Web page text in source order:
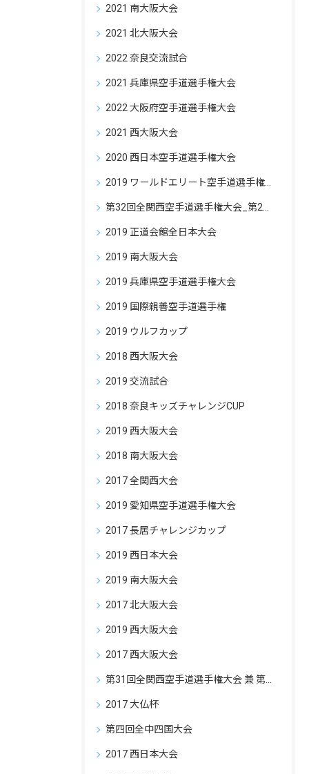
2021 南大阪大会
2021 北大阪大会
2022 奈良交流試合
2021 兵庫県空手道選手権大会
2022 大阪府空手道選手権大会
2021 西大阪大会
2020 西日本空手道選手権大会
2019 ワールドエリート空手道選手権大会
第32回全関西空手道選手権大会_第24回奈良県空手道選手権大会・極真カラテ大仏杯
2019 正道会館全日本大会
2019 南大阪大会
2019 兵庫県空手道選手権大会
2019 国際親善空手道選手権
2019 ウルフカップ
2018 西大阪大会
2019 交流試合
2018 奈良キッズチャレンジCUP
2019 西大阪大会
2018 南大阪大会
2017 全関西大会
2019 愛知県空手道選手権大会
2017 長居チャレンジカップ
2019 西日本大会
2019 南大阪大会
2017 北大阪大会
2019 西大阪大会
2017 西大阪大会
第31回全関西空手道選手権大会 兼 第23回奈良県空手道選手権大会・極真カラテ大仏杯
2017 大仏杯
第四回全中四国大会
2017 西日本大会